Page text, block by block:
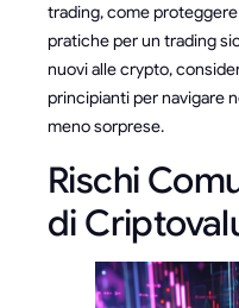
trading, come
pratiche per un trading
nuovi alle crypto,
principianti per navigare
meno sorprese.
Rischi
di